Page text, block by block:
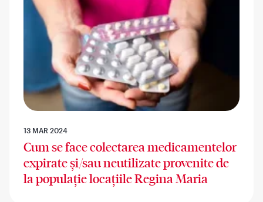
13 MAR 2024
Cum se face colectarea medicamentelor
expirate și/sau neutilizate provenite de
la populație locațiile Regina Maria